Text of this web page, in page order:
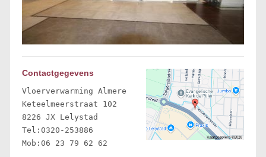
Contactgegevens
Vloerverwarming Almere
Keteelmeerstraat 102
8226 JX Lelystad
Tel:0320-253886
Mob:06 23 79 62 62